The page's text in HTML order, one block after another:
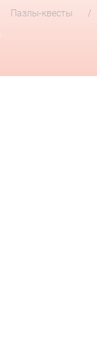
Пазлы-квесты